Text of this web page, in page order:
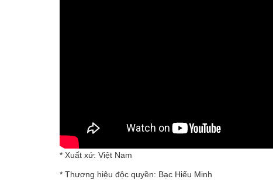
* Xuất xứ: Việt Nam
* Thương hiệu độc quyền: Bạc Hiểu Minh